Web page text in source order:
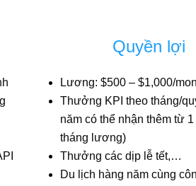
Quyền lợi
Lương: $500 – $1,000/
Thưởng KPI theo tháng/
năm có thể nhận thêm từ
tháng lương)
Thưởng các dịp lễ tết,…
Du lịch hàng năm cùng